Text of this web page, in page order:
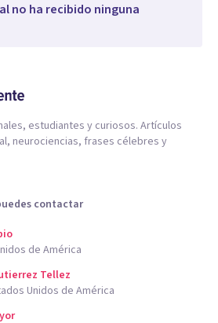
no ha recibido ninguna
estudiantes y curiosos. Artículos
neurociencias, frases célebres y
contactar
de América
Tellez
Unidos de América